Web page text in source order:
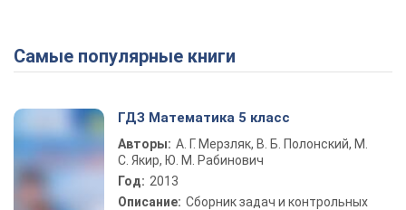
Play Video
Самые популярные книги
ГДЗ Математика 5 класс
Авторы: А. Г. Мерзляк, В. Б. Полонский, М.
С. Якир, Ю. М. Рабинович
Год: 2013
Описание: Сборник задач и контрольных